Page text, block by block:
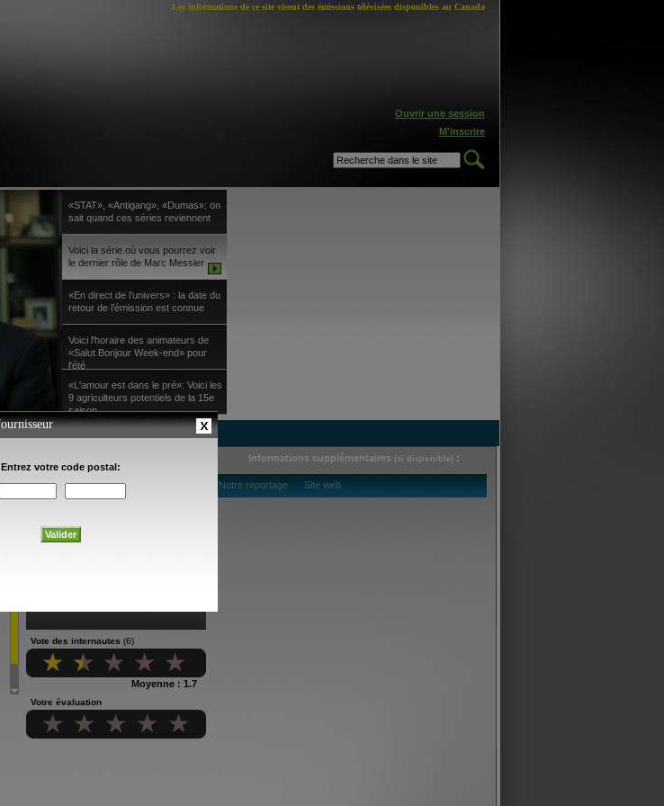
Les informations de ce site visent des émissions télévisées disponibles au Canada
Ouvrir une session
M'inscrire
«STAT», «Antigang», «Dumas»: on
sait quand ces séries reviennent
Voici la série où vous pourrez voir
le dernier rôle de Marc Messier
«En direct de l’univers» : la date du
retour de l’émission est connue
Voici l'horaire des animateurs de
«Salut Bonjour Week-end» pour
l'été
«L'amour est dans le pré»: Voici les
9 agriculteurs potentiels de la 15e
saison
Informations supplémentaires (si disponible) :
Notre reportage Site web
Vote des internautes (6)
Moyenne : 1.7
Votre évaluation